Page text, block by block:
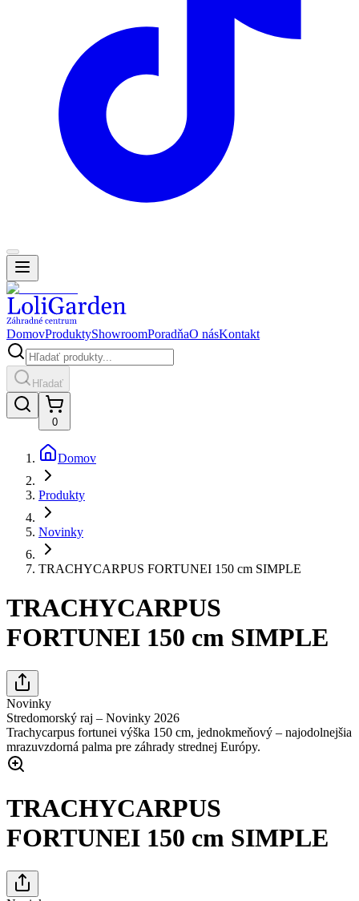
DomovProduktyShowroomPoradňaO násKontakt
Hľadať
0
Domov
Produkty
Novinky
TRACHYCARPUS FORTUNEI 150 cm SIMPLE
TRACHYCARPUS
FORTUNEI 150 cm SIMPLE
Novinky
Stredomorský raj – Novinky 2026
Trachycarpus fortunei výška 150 cm, jednokmeňový – najodolnejšia
mrazuvzdorná palma pre záhrady strednej Európy.
TRACHYCARPUS
FORTUNEI 150 cm SIMPLE